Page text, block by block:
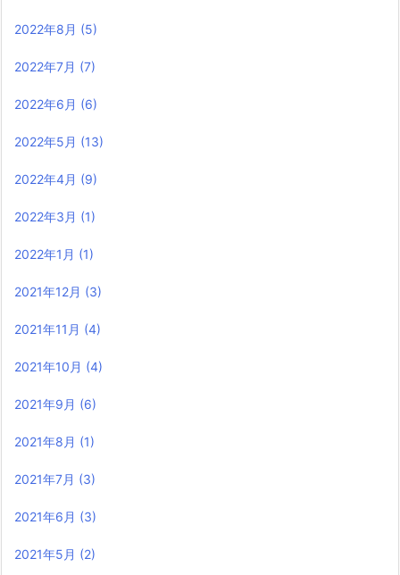
2022年8月 (5)
2022年7月 (7)
2022年6月 (6)
2022年5月 (13)
2022年4月 (9)
2022年3月 (1)
2022年1月 (1)
2021年12月 (3)
2021年11月 (4)
2021年10月 (4)
2021年9月 (6)
2021年8月 (1)
2021年7月 (3)
2021年6月 (3)
2021年5月 (2)